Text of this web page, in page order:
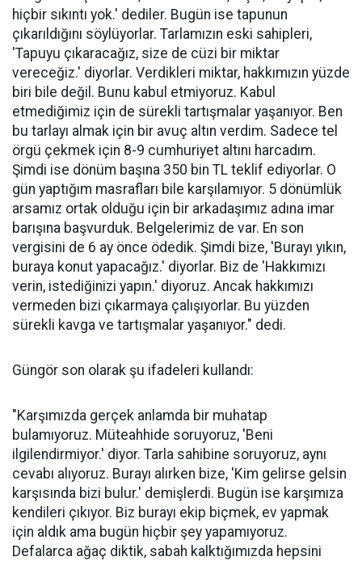
hiçbir sıkıntı yok.' dediler. Bugün ise tapunun
çıkarıldığını söylüyorlar. Tarlamızın eski sahipleri,
'Tapuyu çıkaracağız, size de cüzi bir miktar
vereceğiz.' diyorlar. Verdikleri miktar, hakkımızın yüzde
biri bile değil. Bunu kabul etmiyoruz. Kabul
etmediğimiz için de sürekli tartışmalar yaşanıyor. Ben
bu tarlayı almak için bir avuç altın verdim. Sadece tel
örgü çekmek için 8-9 cumhuriyet altını harcadım.
Şimdi ise dönüm başına 350 bin TL teklif ediyorlar. O
gün yaptığım masrafları bile karşılamıyor. 5 dönümlük
arsamız ortak olduğu için bir arkadaşımız adına imar
barışına başvurduk. Belgelerimiz de var. En son
vergisini de 6 ay önce ödedik. Şimdi bize, 'Burayı yıkın,
buraya konut yapacağız.' diyorlar. Biz de 'Hakkımızı
verin, istediğinizi yapın.' diyoruz. Ancak hakkımızı
vermeden bizi çıkarmaya çalışıyorlar. Bu yüzden
sürekli kavga ve tartışmalar yaşanıyor." dedi.
Güngör son olarak şu ifadeleri kullandı:
"Karşımızda gerçek anlamda bir muhatap
bulamıyoruz. Müteahhide soruyoruz, 'Beni
ilgilendirmiyor.' diyor. Tarla sahibine soruyoruz, aynı
cevabı alıyoruz. Burayı alırken bize, 'Kim gelirse gelsin
karşısında bizi bulur.' demişlerdi. Bugün ise karşımıza
kendileri çıkıyor. Biz burayı ekip biçmek, ev yapmak
için aldık ama bugün hiçbir şey yapamıyoruz.
Defalarca ağaç diktik, sabah kalktığımızda hepsini